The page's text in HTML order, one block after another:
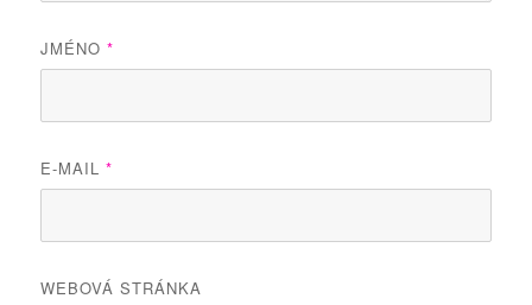
JMÉNO*
E-MAIL*
WEBOVÁ STRÁNKA